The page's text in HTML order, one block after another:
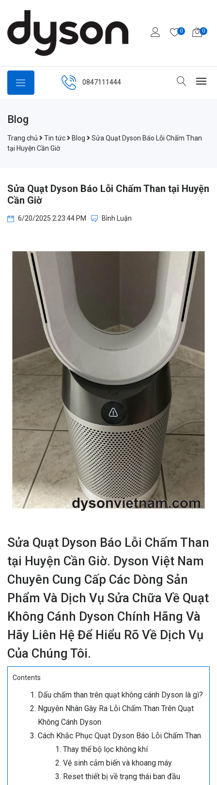
0 0
0847111444
Blog
Trang chủ Tin tức Blog
Sửa Quạt Dyson Báo Lỗi Chấm Than
tại Huyện Cần Giờ
Sửa Quạt Dyson Báo Lỗi Chấm Than tại Huyện
Cần Giờ
6/20/2025 2:23:44 PM Bình Luận
Sửa Quạt Dyson Báo Lỗi Chấm Than
tại Huyện Cần Giờ. Dyson Việt Nam
Chuyên Cung Cấp Các Dòng Sản
Phẩm Và Dịch Vụ Sửa Chữa Về Quạt
Không Cánh Dyson Chính Hãng Và
Hãy Liên Hệ Để Hiểu Rõ Về Dịch Vụ
Của Chúng Tôi.
Contents
Dấu chấm than trên quạt không cánh Dyson là gì?
Nguyên Nhân Gây Ra Lỗi Chấm Than Trên Quạt
Không Cánh Dyson
Cách Khắc Phục Quạt Dyson Báo Lỗi Chấm Than
Thay thế bộ lọc không khí
Vệ sinh cảm biến và khoang máy
Reset thiết bị về trạng thái ban đầu